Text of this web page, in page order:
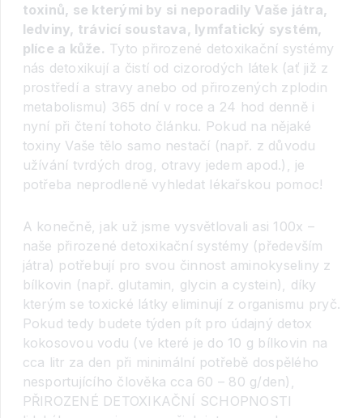
toxinů, se kterými by si neporadily Vaše játra,
ledviny, trávicí soustava, lymfatický systém,
plíce a kůže. Tyto přirozené detoxikační systémy
nás detoxikují a čistí od cizorodých látek (ať již z
prostředí a stravy anebo od přirozených zplodin
metabolismu) 365 dní v roce a 24 hod denně i
nyní při čtení tohoto článku. Pokud na nějaké
toxiny Vaše tělo samo nestačí (např. z důvodu
užívání tvrdých drog, otravy jedem apod.), je
potřeba neprodleně vyhledat lékařskou pomoc!
A konečně, jak už jsme vysvětlovali asi 100x –
naše přirozené detoxikační systémy (především
játra) potřebují pro svou činnost aminokyseliny z
bílkovin (např. glutamin, glycin a cystein), díky
kterým se toxické látky eliminují z organismu pryč.
Pokud tedy budete týden pít pro údajný detox
kokosovou vodu (ve které je do 10 g bílkovin na
cca litr za den při minimální potřebě dospělého
nesportujícího člověka cca 60 – 80 g/den),
PŘIROZENÉ DETOXIKAČNÍ SCHOPNOSTI